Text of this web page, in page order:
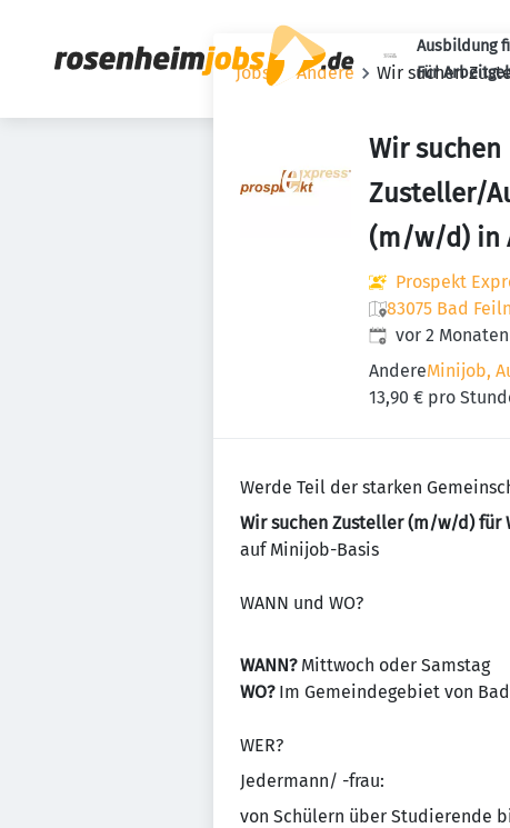
Ausbildung
Für
Jobs Andere Wir suchen
Wir suchen
Zusteller/
(m/w/d) in
Prospekt
83075 Bad
Veröffentlicht:
vor 2 Monaten
AndereMinijob,
13,90 € pro
Werde Teil der starken
Wir suchen Zusteller (m/w/d) für
auf Minijob-Basis
WANN und WO?
WANN?Mittwoch oder Samstag
WO?Im Gemeindegebiet von
WER?
Jedermann/ -frau:
von Schülern über Studierende